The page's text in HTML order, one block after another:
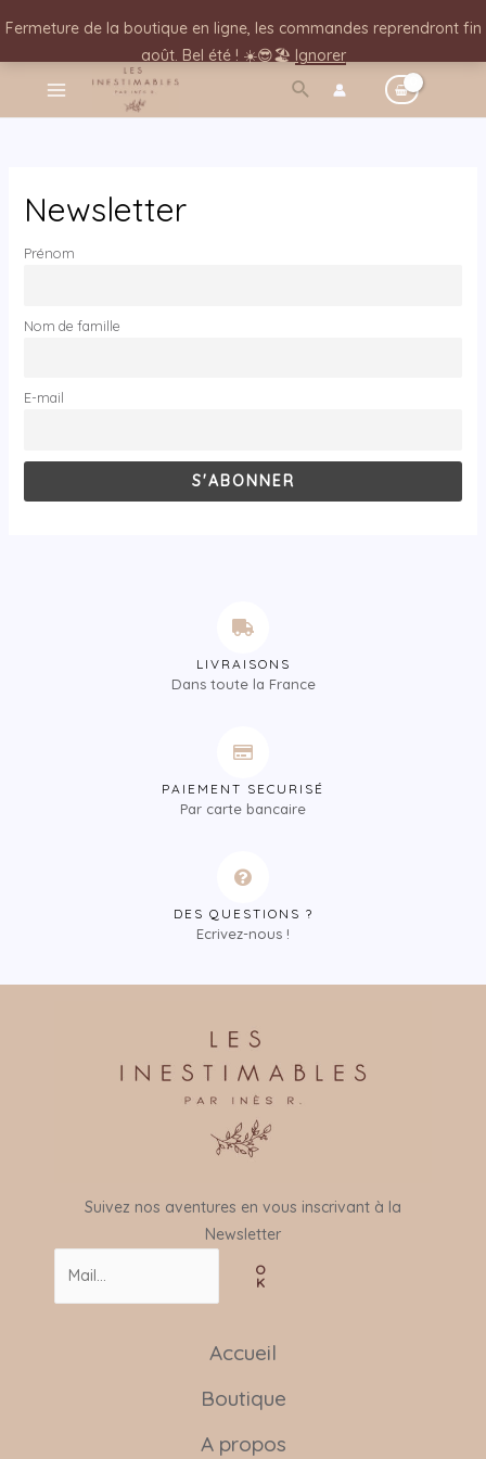
Fermeture de la boutique en ligne, les commandes reprendront fin
août. Bel été ! ☀️😎🏖️ Ignorer
Newsletter
Prénom
Nom de famille
E-mail
LIVRAISONS
Dans toute la France
PAIEMENT SECURISÉ
Par carte bancaire
DES QUESTIONS ?
Ecrivez-nous !
Suivez nos aventures en vous inscrivant à la
Newsletter
O
K
Accueil
Boutique
A propos